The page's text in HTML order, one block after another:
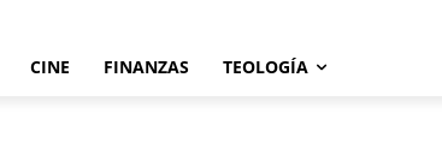
CINE FINANZAS TEOLOGÍA